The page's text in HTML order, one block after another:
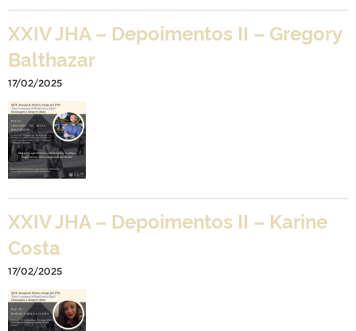
XXIV JHA – Depoimentos II – Gregory
Balthazar
17/02/2025
XXIV JHA – Depoimentos II – Karine
Costa
17/02/2025